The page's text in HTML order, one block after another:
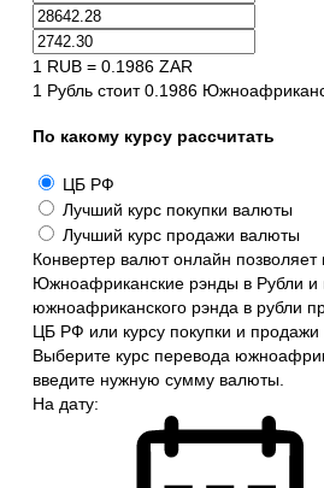
1 RUB = 0.1986 ZAR
1 Рубль стоит 0.1986
По какому курсу рассчитать
ЦБ РФ
Лучший курс покупки валюты
Лучший курс продажи валюты
Конвертер валют онлайн
Южноафриканские рэнды в Рубли и
южноафриканского рэнда в рубли
ЦБ РФ или курсу покупки и продажи
Выберите курс перевода
введите нужную сумму валюты.
На дату: